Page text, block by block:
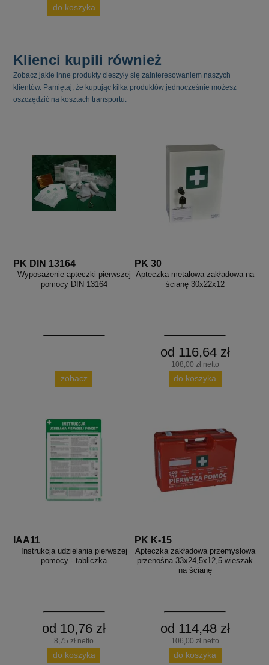
do koszyka
Klienci kupili również
Zobacz jakie inne produkty cieszyły się zainteresowaniem naszych
klientów. Pamiętaj, że kupując kilka produktów jednocześnie możesz
oszczędzić na kosztach transportu.
PK DIN 13164
Wyposażenie apteczki pierwszej
pomocy DIN 13164
zobacz
PK 30
Apteczka metalowa zakładowa na
ścianę 30x22x12
od 116,64 zł
108,00 zł netto
do koszyka
IAA11
Instrukcja udzielania pierwszej
pomocy - tabliczka
od 10,76 zł
8,75 zł netto
do koszyka
PK K-15
Apteczka zakładowa przemysłowa
przenośna 33x24,5x12,5 wieszak
na ścianę
od 114,48 zł
106,00 zł netto
do koszyka